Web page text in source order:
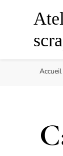
Accueil